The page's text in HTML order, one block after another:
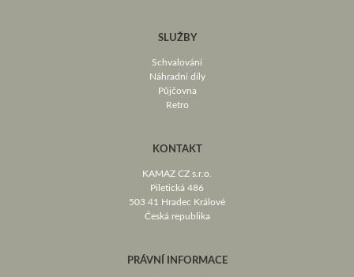
SLUŽBY
Schvalování
Náhradní díly
Půjčovna
Retro
KONTAKT
KAMAZ CZ s.r.o.
Piletická 486
503 41 Hradec Králové
Česká republika
PRÁVNÍ INFORMACE